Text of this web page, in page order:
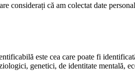
că am colectat date
este cea care poate fi
genetici, de identitate mentală,